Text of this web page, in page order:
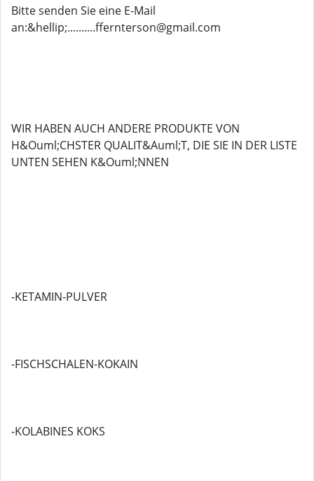
Bitte senden Sie eine E-Mail
an:&hellip;..........ffernterson@gmail.com
WIR HABEN AUCH ANDERE PRODUKTE VON
H&Ouml;CHSTER QUALIT&Auml;T, DIE SIE IN DER LISTE
UNTEN SEHEN K&Ouml;NNEN
-KETAMIN-PULVER
-FISCHSCHALEN-KOKAIN
-KOLABINES KOKS